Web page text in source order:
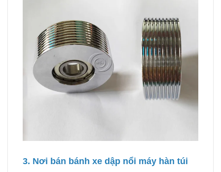
3. Nơi bán bánh xe dập nổi máy hàn túi